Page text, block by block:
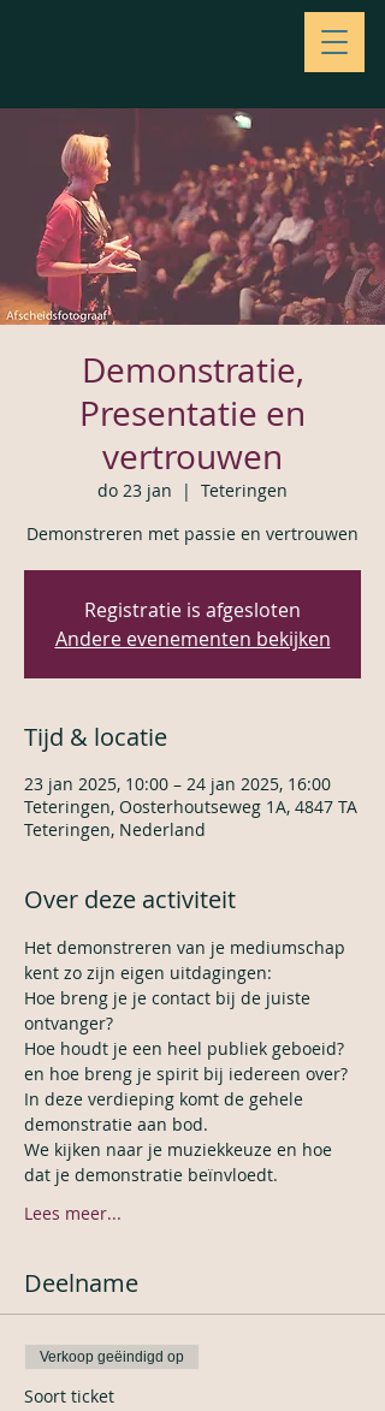
Demonstratie,
Presentatie en
vertrouwen
do 23 jan
  |
Teteringen
Demonstreren met passie en vertrouwen
Registratie is afgesloten
Andere evenementen bekijken
Tijd & locatie
23 jan 2025, 10:00 – 24 jan 2025, 16:00
Teteringen, Oosterhoutseweg 1A, 4847 TA
Teteringen, Nederland
Over deze activiteit
Het demonstreren van je mediumschap
kent zo zijn eigen uitdagingen:
Hoe breng je je contact bij de juiste
ontvanger?
Hoe houdt je een heel publiek geboeid?
en hoe breng je spirit bij iedereen over?
In deze verdieping komt de gehele
demonstratie aan bod.
We kijken naar je muziekkeuze en hoe
dat je demonstratie beïnvloedt.
Lees meer...
Deelname
Verkoop geëindigd op
Soort ticket